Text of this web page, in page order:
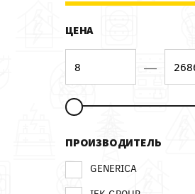
ЦЕНА
—
ПРОИЗВОДИТЕЛЬ
GENERICA